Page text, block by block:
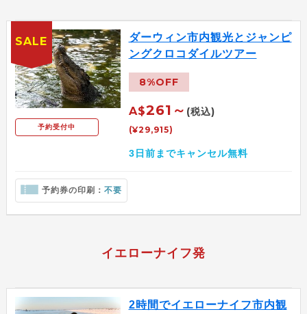
予約受付中
ダーウィン市内観光とジャンピ
ングクロコダイルツアー
8%OFF
A$261～ (税込)
(¥29,915)
3日前までキャンセル無料
予約券の印刷： 不要
SALE
イエローナイフ発
2時間でイエローナイフ市内観